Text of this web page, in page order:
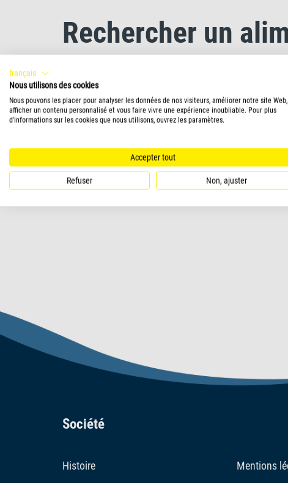
Rechercher un
Quel aliment convient à votre animal ? Trouvez
Étape 1
Mes animaux
Société
Histoire Mentions
français
Nous utilisons des cookies
Nous pouvons les placer pour analyser les données de nos visiteurs, améliorer notre site Web,
afficher un contenu personnalisé et vous faire vivre une expérience inoubliable. Pour plus
d'informations sur les cookies que nous utilisons, ouvrez les paramètres.
Accepter tout
Refuser Non, ajuster